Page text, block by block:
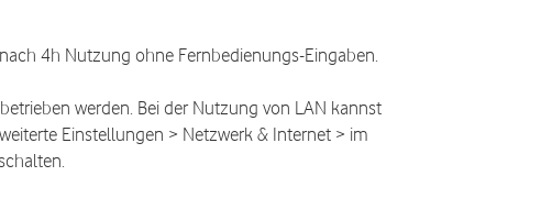
4h Nutzung ohne Fernbedienungs-Eingaben.
werden. Bei der Nutzung von LAN kannst
Einstellungen > Netzwerk & Internet > im